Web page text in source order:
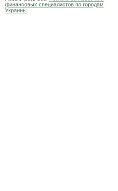
финансовых специалистов по городам
Украины